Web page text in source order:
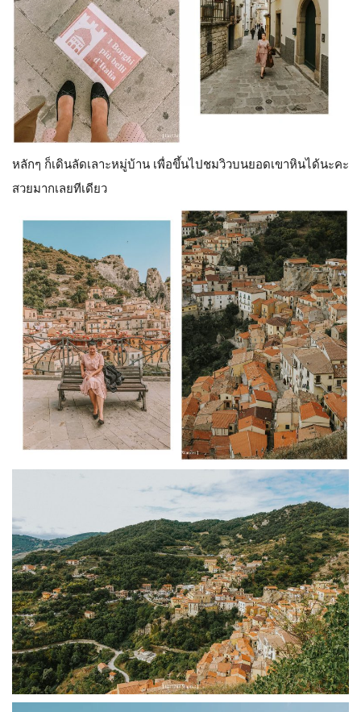
หลักๆ ก็เดินลัดเลาะหมู่บ้าน เพื่อขึ้นไปชมวิวบนยอดเขาหินได้นะคะ
สวยมากเลยทีเดียว